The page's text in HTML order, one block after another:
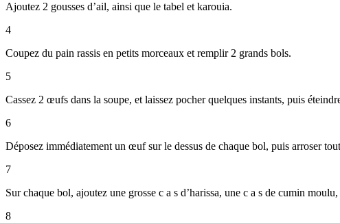
Ajoutez 2 gousses d’ail, ainsi que le tabel et karouia.
4
Coupez du pain rassis en petits morceaux et remplir 2 grands bols.
5
Cassez 2 œufs dans la soupe, et laissez pocher quelques instants, puis
6
Déposez immédiatement un œuf sur le dessus de chaque bol, puis arroser
7
Sur chaque bol, ajoutez une grosse c a s d’harissa, une c a s de cumin
8